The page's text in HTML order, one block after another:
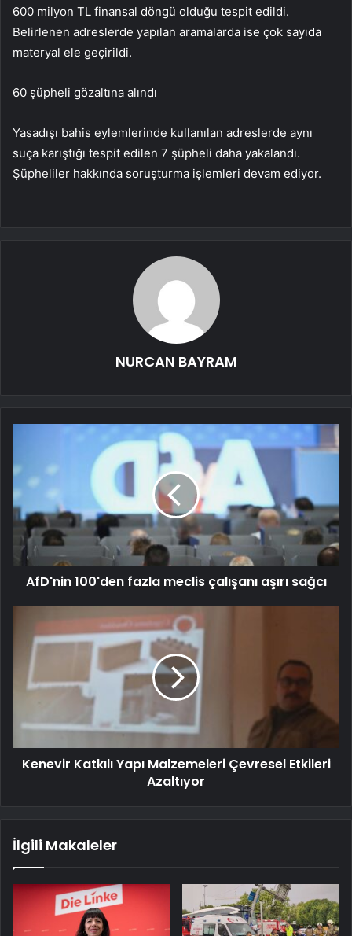
600 milyon TL finansal döngü olduğu tespit edildi.
Belirlenen adreslerde yapılan aramalarda ise çok sayıda
materyal ele geçirildi.
60 şüpheli gözaltına alındı
Yasadışı bahis eylemlerinde kullanılan adreslerde aynı
suça karıştığı tespit edilen 7 şüpheli daha yakalandı.
Şüpheliler hakkında soruşturma işlemleri devam ediyor.
NURCAN BAYRAM
AfD'nin 100'den fazla meclis çalışanı aşırı sağcı
Kenevir Katkılı Yapı Malzemeleri Çevresel Etkileri
Azaltıyor
İlgili Makaleler